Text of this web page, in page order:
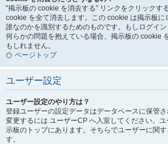
“掲示板の cookie を消去する” リンクをクリックす
cookie を全て消去します。この cookie は掲示板に
誰なのかを識別するためのものです。もしログイ
何らかの問題を抱えている場合、掲示板の cookie
もしれません。
ページトップ
ユーザー設定
ユーザー設定のやり方は？
登録ユーザーの設定データはデータベースに保管
変更するには ユーザーCP へ入室してください。
示板のトップにあります。そちらでユーザーに関
す。